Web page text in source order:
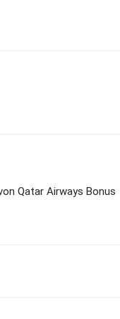
Qatar Airways Bonus